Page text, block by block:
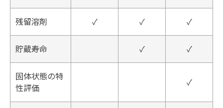
残留溶剤 ✓ ✓ ✓
貯蔵寿命 ✓ ✓
固体状態の特
性評価
✓